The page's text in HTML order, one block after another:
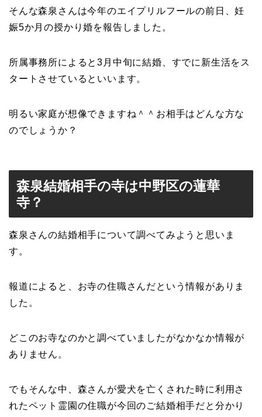
そんな森泉さんは今年のエイプリルフールの前日、妊
娠5か月の授かり婚を報告しました。
所属事務所によると3月中旬に結婚、すでに新生活をス
タートさせているといいます。
明るい家庭が想像できますね＾＾お相手はどんな方な
のでしょうか？
森泉結婚相手の寺は中野区の蓮華
寺？
森泉さんの結婚相手について調べてみようと思いま
す。
報道によると、お寺の住職さんだという情報がありま
した。
どこのお寺なのかと調べていましたがなかなか情報が
ありません。
でもそんな中、森さんが愛犬を亡くされた時に利用さ
れたペット霊園の住職が今回のご結婚相手だと分かり